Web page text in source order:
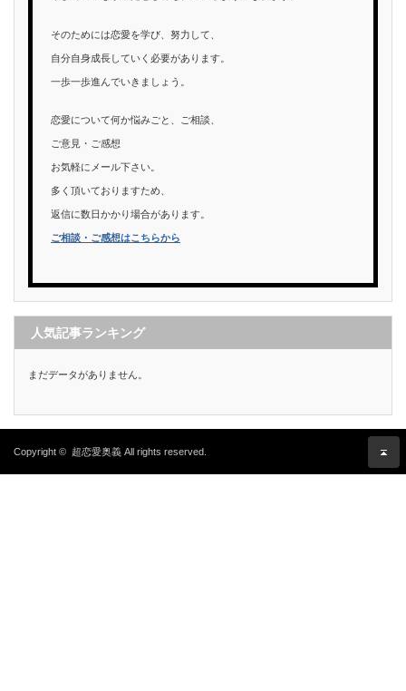
そのためには恋愛を学び、努力して、
自分自身成長していく必要があります。
一歩一歩進んでいきましょう。
恋愛について何か悩みごと、ご相談、
ご意見・ご感想
お気軽にメール下さい。
多く頂いておりますため、
返信に数日かかり場合があります。
ご相談・ご感想はこちらから
人気記事ランキング
まだデータがありません。
Copyright © 超恋愛奥義 All rights reserved.